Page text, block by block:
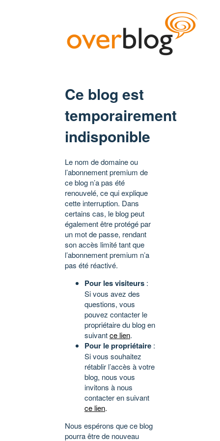
Ce blog est
temporairement
indisponible
Le nom de domaine ou
l’abonnement premium de
ce blog n’a pas été
renouvelé, ce qui explique
cette interruption. Dans
certains cas, le blog peut
également être protégé par
un mot de passe, rendant
son accès limité tant que
l’abonnement premium n’a
pas été réactivé.
Pour les visiteurs :
Si vous avez des
questions, vous
pouvez contacter le
propriétaire du blog en
suivantce lien.
Pour le propriétaire :
Si vous souhaitez
rétablir l’accès à votre
blog, nous vous
invitons à nous
contacter en suivant
ce lien.
Nous espérons que ce blog
pourra être de nouveau